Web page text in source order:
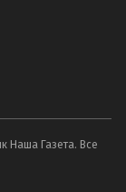
Наша Газета. Все